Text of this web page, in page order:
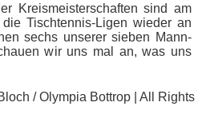
Kreis­meis­ter­schaf­ten sind am
Tisch­ten­nis-Li­gen wie­der an
sechs un­se­rer sie­ben Mann­
wir uns mal an, was uns
/ Olym­pia Bot­trop | All Rights